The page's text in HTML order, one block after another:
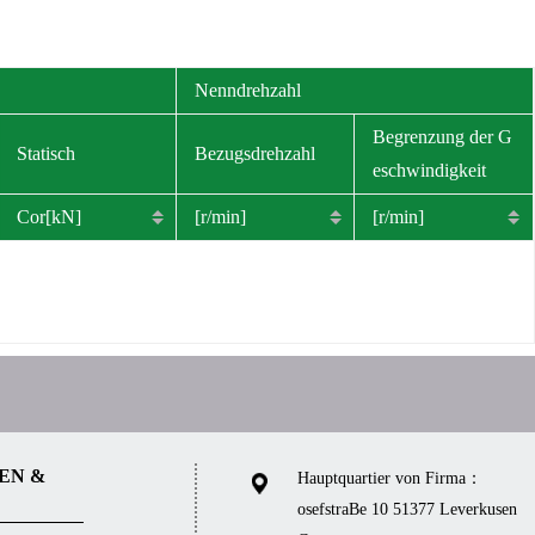
Nenndrehzahl
Statisch Bezugsdrehzahl
Begrenzung der G
eschwindigkeit
Cor[kN] [r/min] [r/min]
Hauptquartier von Firma：
osefstraBe 10 51377 Leverkusen
&